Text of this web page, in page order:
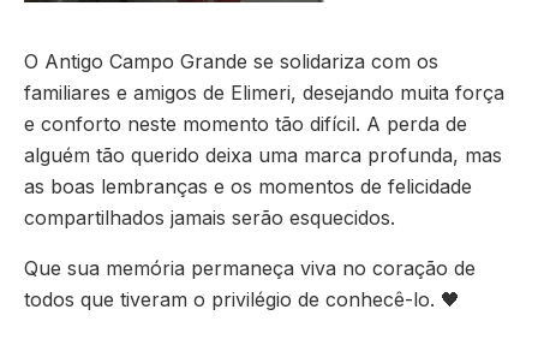
O Antigo Campo Grande se solidariza com os
familiares e amigos de Elimeri, desejando muita força
e conforto neste momento tão difícil. A perda de
alguém tão querido deixa uma marca profunda, mas
as boas lembranças e os momentos de felicidade
compartilhados jamais serão esquecidos.
Que sua memória permaneça viva no coração de
todos que tiveram o privilégio de conhecê-lo. 🖤